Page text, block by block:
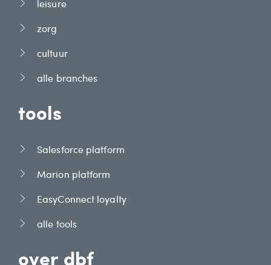
leisure
zorg
cultuur
alle branches
tools
Salesforce platform
Marion platform
EasyConnect loyalty
alle tools
over dbf